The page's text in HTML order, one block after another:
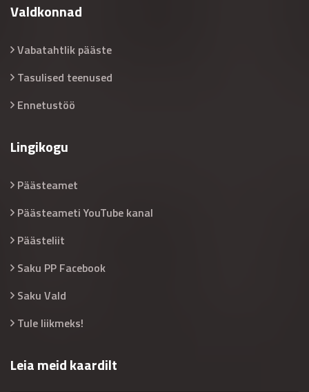
Valdkonnad
Vabatahtlik pääste
Tasulised teenused
Ennetustöö
Lingikogu
Päästeamet
Päästeameti YouTube kanal
Päästeliit
Saku PP Facebook
Saku Vald
Tule liikmeks!
Leia meid kaardilt